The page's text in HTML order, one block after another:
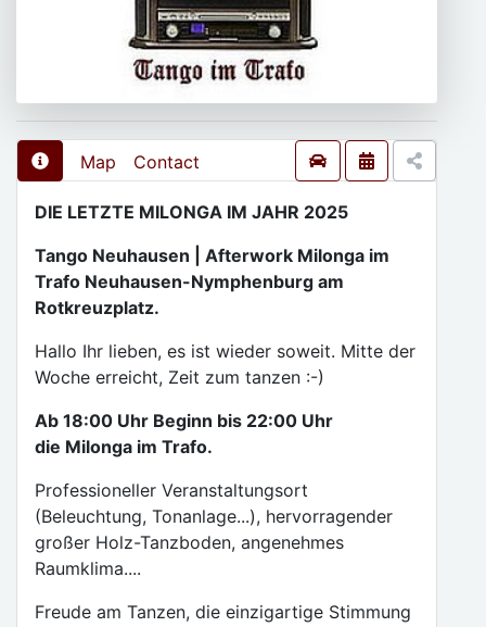
Map Contact
DIE LETZTE MILONGA IM JAHR 2025
Tango Neuhausen | Afterwork Milonga im
Trafo Neuhausen-Nymphenburg am
Rotkreuzplatz.
Hallo Ihr lieben, es ist wieder soweit. Mitte der
Woche erreicht, Zeit zum tanzen :-)
Ab 18:00 Uhr Beginn bis 22:00 Uhr
die Milonga im Trafo.
Professioneller Veranstaltungsort
(Beleuchtung, Tonanlage...), hervorragender
großer Holz-Tanzboden, angenehmes
Raumklima....
Freude am Tanzen, die einzigartige Stimmung